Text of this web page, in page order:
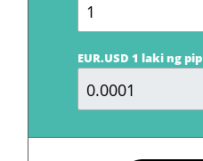
EUR.USD 1 laki ng pip